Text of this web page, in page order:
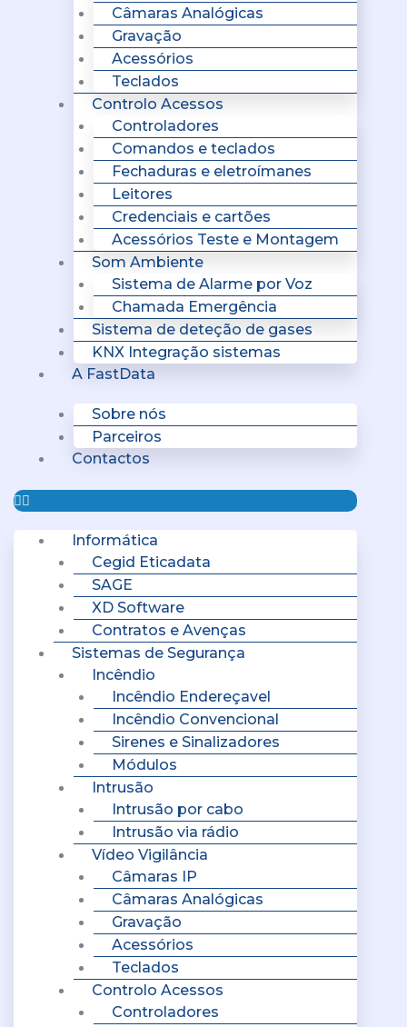
Câmaras Analógicas
Gravação
Acessórios
Teclados
Controlo Acessos
Controladores
Comandos e teclados
Fechaduras e eletroímanes
Leitores
Credenciais e cartões
Acessórios Teste e Montagem
Som Ambiente
Sistema de Alarme por Voz
Chamada Emergência
Sistema de deteção de gases
KNX Integração sistemas
A FastData
Sobre nós
Parceiros
Contactos
Informática
Cegid Eticadata
SAGE
XD Software
Contratos e Avenças
Sistemas de Segurança
Incêndio
Incêndio Endereçavel
Incêndio Convencional
Sirenes e Sinalizadores
Módulos
Intrusão
Intrusão por cabo
Intrusão via rádio
Vídeo Vigilância
Câmaras IP
Câmaras Analógicas
Gravação
Acessórios
Teclados
Controlo Acessos
Controladores